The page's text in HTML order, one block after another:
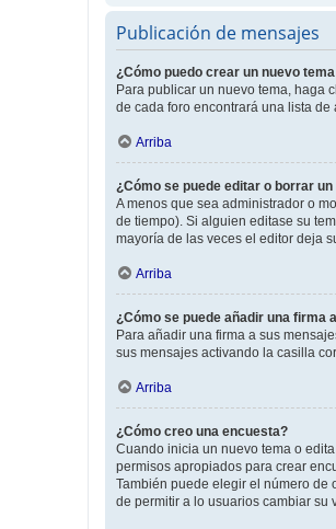
Publicación de mensajes
¿Cómo puedo crear un nuevo
Para publicar un nuevo tema, haga
de cada foro encontrará una lista
Arriba
¿Cómo se puede editar o borrar
A menos que sea administrador o
de tiempo). Si alguien editase su
mayoría de las veces el editor deja
Arriba
¿Cómo se puede añadir una firma
Para añadir una firma a sus
sus mensajes activando la casilla
Arriba
¿Cómo creo una encuesta?
Cuando inicia un nuevo tema o
permisos apropiados para crear
También puede elegir el número de
de permitir a lo usuarios cambiar su